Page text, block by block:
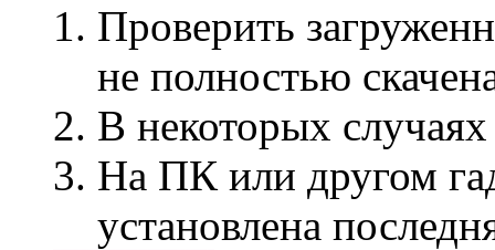
Проверить
не полностью
В некоторых случаях
На ПК или другом
установлена